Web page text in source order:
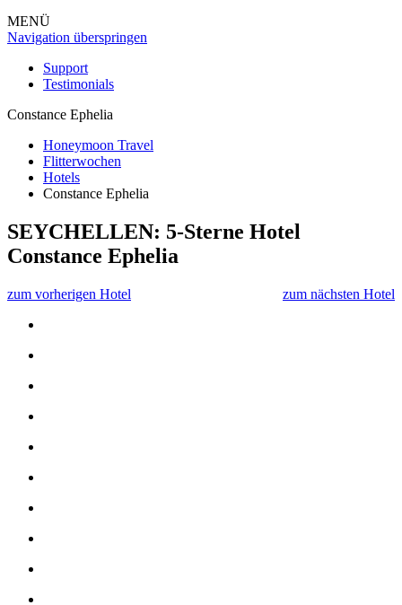
MENÜ
Navigation überspringen
Support
Testimonials
Constance Ephelia
Honeymoon Travel
Flitterwochen
Hotels
Constance Ephelia
SEYCHELLEN: 5-Sterne Hotel
Constance Ephelia
zum vorherigen Hotel zum nächsten Hotel